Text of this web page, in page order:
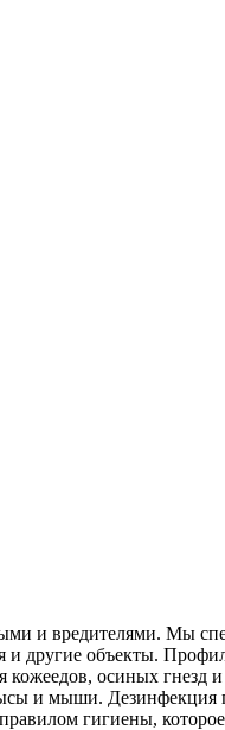
и вредителями. Мы
и другие объекты.
кожеедов, осиных
и мыши.
гигиены,